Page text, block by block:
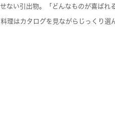
ない引出物。「どんなものが喜ば
理はカタログを見ながらじっくり選